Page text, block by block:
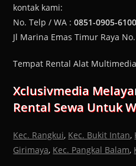
kontak kami:
No. Telp / WA :0851-0905-6100
Jl Marina Emas Timur Raya
Tempat Rental Alat
Xclusivmedia
Rental Sewa Untuk
Kec. Rangkui, Kec. Bukit Intan,
Girimaya, Kec. Pangkal Balam,